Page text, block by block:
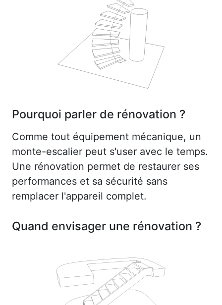
Pourquoi parler de rénovation ?
Comme tout équipement mécanique, un
monte-escalier peut s'user avec le temps.
Une rénovation permet de restaurer ses
performances et sa sécurité sans
remplacer l'appareil complet.
Quand envisager une rénovation ?